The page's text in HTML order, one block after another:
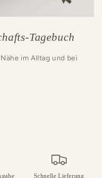
Tagebuch
im Alltag und bei
Schnelle Lieferung